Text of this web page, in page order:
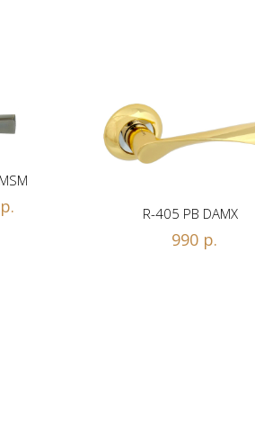
R-405 PB DAMX
990 р.